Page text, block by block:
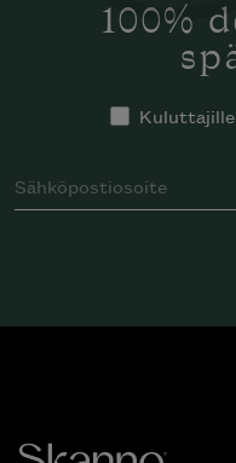
100%
Kuluttajille